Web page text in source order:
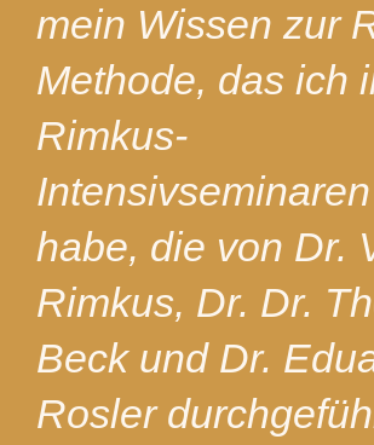
mein Wissen zur
Methode, das ich
Rimkus-
habe, die von Dr.
Rimkus, Dr. Dr.
Beck und Dr.
Rosler